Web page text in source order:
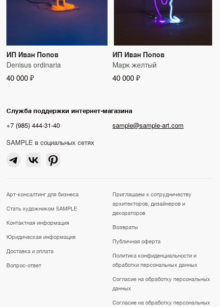
ИП Иван Попов
Denisus ordinaria
40 000 ₽
ИП Иван Попов
Марк желтый
40 000 ₽
Служба поддержки интернет-магазина
+7 (985) 444-31-40
sample@sample-art.com
SAMPLE в социальных сетях
Арт-консалтинг для бизнеса
Стать художником SAMPLE
Контактная информация
Юридическая информация
Доставка и оплата
Вопрос-ответ
Приглашаем к сотрудничеству
архитекторов, дизайнеров и
декораторов
Возвраты
Публичная оферта
Политика конфиденциальности и
обработки персональных данных
Согласие на обработку персональных
данных
Согласие на обработку персональных